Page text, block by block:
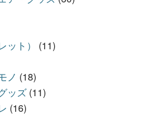
ット）
(11)
ノ (18)
ッズ (11)
(16)